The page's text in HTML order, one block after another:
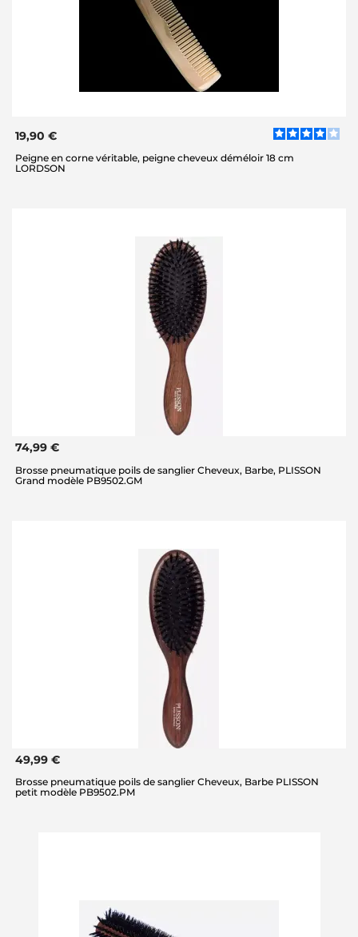
19,90 €
Peigne en corne véritable, peigne cheveux déméloir 18 cm
LORDSON
74,99 €
Brosse pneumatique poils de sanglier Cheveux, Barbe, PLISSON
Grand modèle PB9502.GM
49,99 €
Brosse pneumatique poils de sanglier Cheveux, Barbe PLISSON
petit modèle PB9502.PM